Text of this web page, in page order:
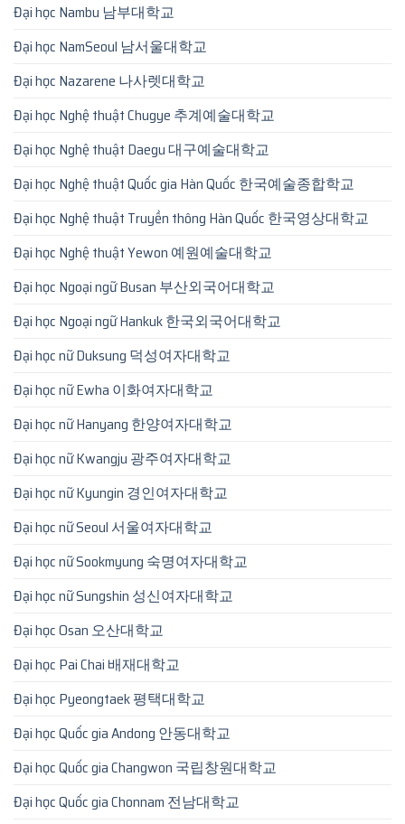
Đại học Nambu 남부대학교
Đại học NamSeoul 남서울대학교
Đại học Nazarene 나사렛대학교
Đại học Nghệ thuật Chugye 추계예술대학교
Đại học Nghệ thuật Daegu 대구예술대학교
Đại học Nghệ thuật Quốc gia Hàn Quốc 한국예술종합학교
Đại học Nghệ thuật Truyền thông Hàn Quốc 한국영상대학교
Đại học Nghệ thuật Yewon 예원예술대학교
Đại học Ngoại ngữ Busan 부산외국어대학교
Đại học Ngoại ngữ Hankuk 한국외국어대학교
Đại học nữ Duksung 덕성여자대학교
Đại học nữ Ewha 이화여자대학교
Đại học nữ Hanyang 한양여자대학교
Đại học nữ Kwangju 광주여자대학교
Đại học nữ Kyungin 경인여자대학교
Đại học nữ Seoul 서울여자대학교
Đại học nữ Sookmyung 숙명여자대학교
Đại học nữ Sungshin 성신여자대학교
Đại học Osan 오산대학교
Đại học Pai Chai 배재대학교
Đại học Pyeongtaek 평택대학교
Đại học Quốc gia Andong 안동대학교
Đại học Quốc gia Changwon 국립창원대학교
Đại học Quốc gia Chonnam 전남대학교